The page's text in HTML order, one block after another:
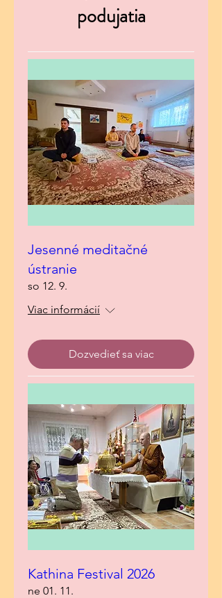
podujatia
Jesenné meditačné
ústranie
so 12. 9.
Viac informácií
Dozvedieť sa viac
Kathina Festival 2026
ne 01. 11.